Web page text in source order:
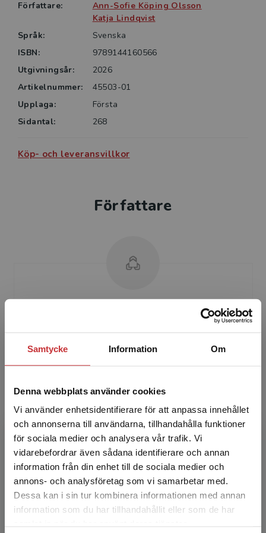
Samtycke Information Om
Denna webbplats använder cookies
Vi använder enhetsidentifierare för att anpassa innehållet
och annonserna till användarna, tillhandahålla funktioner
för sociala medier och analysera vår trafik. Vi
vidarebefordrar även sådana identifierare och annan
information från din enhet till de sociala medier och
annons- och analysföretag som vi samarbetar med.
Dessa kan i sin tur kombinera informationen med annan
information som du har tillhandahållit eller som de har
Begränsad fraktregion
Det verkar som att du besöker
studentlitteratur.se via en enhet utanför Sverige.
Kulturens organisering och ekonomi vänder sig i
första hand till studenter på högskolenivå som vill
förstå mer om kulturens plats och roll i samhället och
som vill arbeta inom kultursektorn med
kulturadministration och kulturprojekt som till
exempel kulturföretagare eller kulturentreprenör.
Författare:
Ann-Sofie Köping Olsson
Katja Lindqvist
Språk:
Svenska
ISBN:
9789144160566
Utgivningsår:
2026
Artikelnummer:
45503-01
Upplaga:
Första
Sidantal:
268
Köp- och leveransvillkor
Författare
Ann-Sofie Köping Olsson
företagsekonomi och programsamordnare för
programmet Konst, kultur och ekonomi vid
Katja Lindqvist